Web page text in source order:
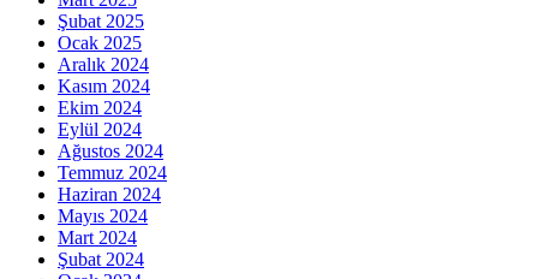
Şubat 2025
Ocak 2025
Aralık 2024
Kasım 2024
Ekim 2024
Eylül 2024
Ağustos 2024
Temmuz 2024
Haziran 2024
Mayıs 2024
Mart 2024
Şubat 2024